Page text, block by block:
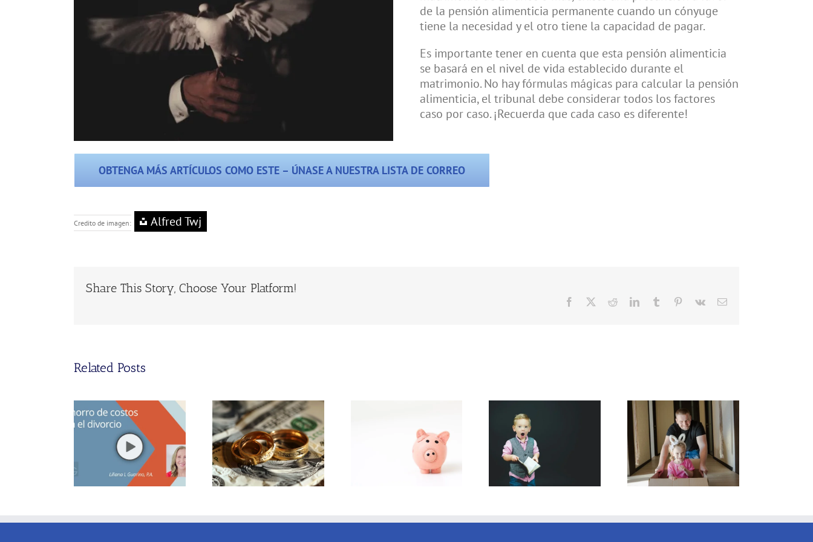
de la pensión alimenticia permanente cuando un cónyuge
tiene la necesidad y el otro tiene la capacidad de pagar.
Es importante tener en cuenta que esta pensión alimenticia
se basará en el nivel de vida establecido durante el
matrimonio. No hay fórmulas mágicas para calcular la pensión
alimenticia, el tribunal debe considerar todos los factores
caso por caso. ¡Recuerda que cada caso es diferente!
OBTENGA MÁS ARTÍCULOS COMO ESTE – ÚNASE A NUESTRA LISTA DE CORREO
Credito de imagen: Alfred Twj
Share This Story, Choose Your Platform!
Facebook RedditLinkedInTumblr Pinterest
Vk Email
Related Posts
La verdad sobre el
dinero y batallas
judiciales durante el
divorcio.
¿Cómo se determina la
manutención de los hijos?
Escuela presencial o
virtual: ¿cuál prefieren
los jueces?
Reubicación, divorcio e
Ahorro de costos en el
divorcio